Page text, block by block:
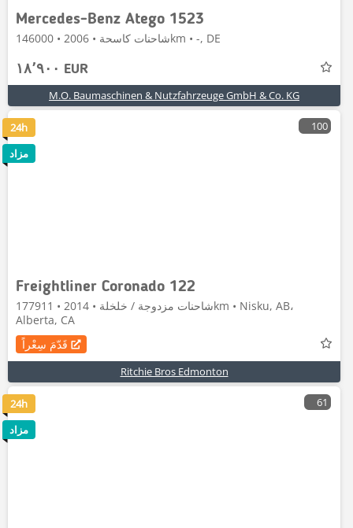
Mercedes-Benz Atego 1523
شاحنات كاسحة • 2006 • 146000km • -, DE
١٨٬٩٠٠ EUR
M.O. Baumaschinen & Nutzfahrzeuge GmbH & Co. KG
100
Freightliner Coronado 122
شاحنات مزدوجة / خلخلة • 2014 • 177911km • Nisku, AB،
Alberta, CA
قَدّمَ سِعْراً
Ritchie Bros Edmonton
24h
مزاد
61
24h
مزاد